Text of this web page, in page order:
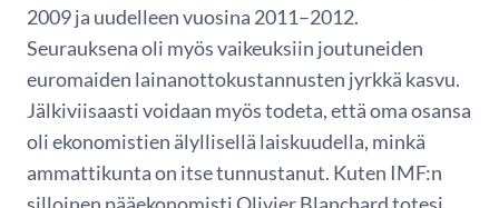
2009 ja uudelleen vuosina 2011–2012.
Seurauksena oli myös vaikeuksiin joutuneiden
euromaiden lainanottokustannusten jyrkkä kasvu.
Jälkiviisaasti voidaan myös todeta, että oma osansa
oli ekonomistien älyllisellä laiskuudella, minkä
ammattikunta on itse tunnustanut. Kuten IMF:n